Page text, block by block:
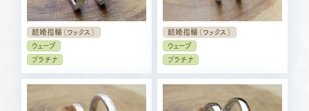
結婚指輪（ワックス）
ウェーブ
プラチナ
結婚指輪（ワックス）
ウェーブ
プラチナ